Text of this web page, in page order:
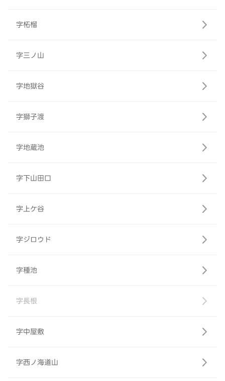
字柘榴
字三ノ山
字地獄谷
字獅子渡
字地蔵池
字下山田口
字上ケ谷
字ジロウド
字種池
字長根
字中屋敷
字西ノ海道山